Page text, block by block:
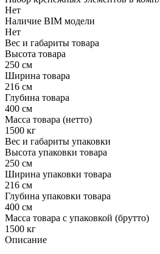
Нет
Наличие BIM модели
Нет
Вес и габариты товара
Высота товара
250 см
Ширина товара
216 см
Глубина товара
400 см
Масса товара (нетто)
1500 кг
Вес и габариты упаковки
Высота упаковки товара
250 см
Ширина упаковки товара
216 см
Глубина упаковки товара
400 см
Масса товара с упаковкой (брутто)
1500 кг
Описание